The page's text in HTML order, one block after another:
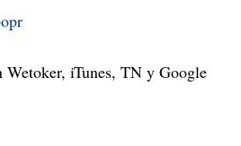
Wetoker, iTunes, TN y Google